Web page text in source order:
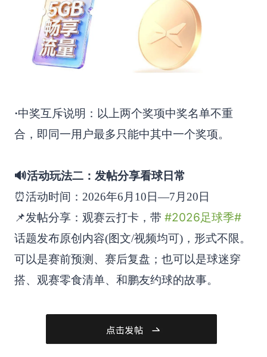
·中奖互斥说明：以上两个奖项中奖名单不重
合，即同一用户最多只能中其中一个奖项。
🔊活动玩法二：发帖分享看球日常
⏰活动时间：2026年6月10日—7月20日
📌发帖分享：观赛云打卡，带 #2026足球季#
话题发布原创内容(图文/视频均可)，形式不限。
可以是赛前预测、赛后复盘；也可以是球迷穿
搭、观赛零食清单、和鹏友约球的故事。